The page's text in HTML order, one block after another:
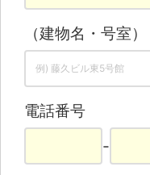
（建物名・号室）
電話番号
-